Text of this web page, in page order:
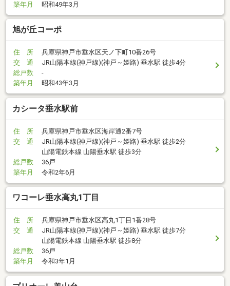
築年月
昭和49年3月
旭が丘コーポ
住 所
兵庫県神戸市垂水区天ノ下町10番26号
交 通
JR山陽本線(神戸線)(神戸～姫路) 垂水駅 徒歩4分
総戸数
-
築年月
昭和43年3月
カシータ垂水駅前
住 所
兵庫県神戸市垂水区海岸通2番7号
交 通
JR山陽本線(神戸線)(神戸～姫路) 垂水駅 徒歩2分
山陽電鉄本線 山陽垂水駅 徒歩3分
総戸数
36戸
築年月
令和2年6月
ワコーレ垂水高丸1丁目
住 所
兵庫県神戸市垂水区高丸1丁目1番28号
交 通
JR山陽本線(神戸線)(神戸～姫路) 垂水駅 徒歩7分
山陽電鉄本線 山陽垂水駅 徒歩8分
総戸数
36戸
築年月
令和3年1月